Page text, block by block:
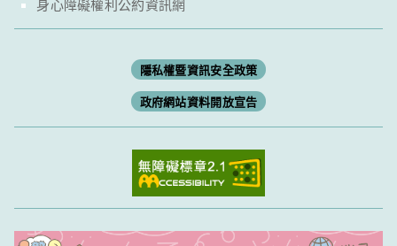
身心障礙權利公約資訊網
隱私權暨資訊安全政策
政府網站資料開放宣告